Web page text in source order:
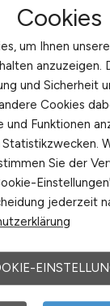
Nölken
Dresden,
Berlin, Köln,
Cookies
um Ihnen
anzuzeigen.
und Sicherheit
Cookies
und Funktionen
Sie der
jederzeit